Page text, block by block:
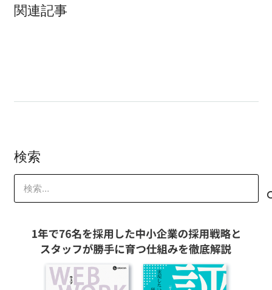
関連記事
自宅で学べる結果の出るオンラインプロ
検索
索: